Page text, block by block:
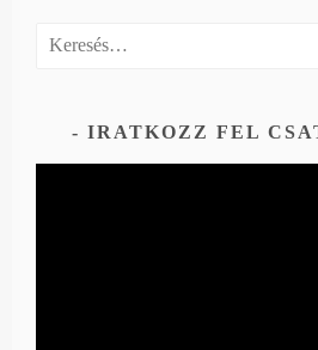
Keresés:
IRATKOZZ FEL